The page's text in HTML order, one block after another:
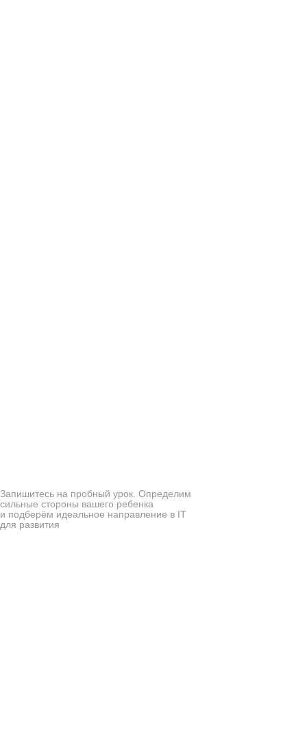
Запишитесь на пробный урок. Определим
сильные стороны вашего ребенка
и подберём идеальное направление в IT
для развития
Ребёнок создаст свои первые проекты,
которые сможет показать вам
и сверстникам.